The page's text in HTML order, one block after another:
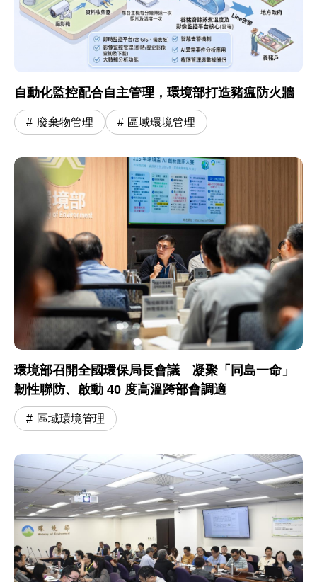
自動化監控配合自主管理，環境部打造豬瘟防火牆
廢棄物管理 區域環境管理
環境部召開全國環保局長會議 凝聚「同島一命」
韌性聯防、啟動 40 度高溫跨部會調適
區域環境管理